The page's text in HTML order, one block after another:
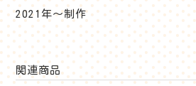
2021年～制作
関連商品